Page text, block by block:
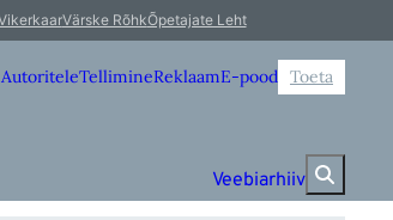
Värske RõhkÕpetajate Leht
AutoriteleTellimineReklaamE-pood Toeta
Veebiarhiiv